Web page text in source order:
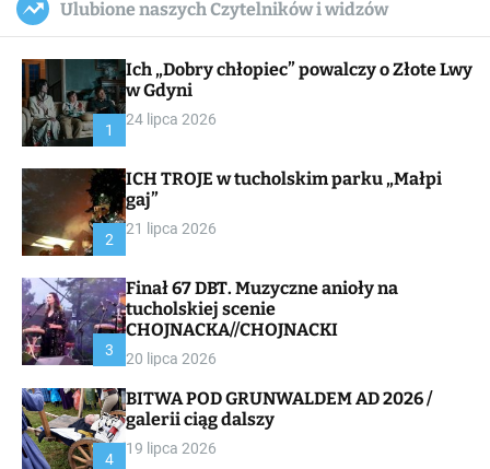
c
a
a
s
W
i
e
l
c
Ulubione naszych Czytelników i widzów
1
Ich „Dobry chłopiec” powalczy o Złote Lwy
w Gdyni
24 lipca 2026
2
ICH TROJE w tucholskim parku „Małpi
gaj”
21 lipca 2026
3
Finał 67 DBT. Muzyczne anioły na
tucholskiej scenie
CHOJNACKA//CHOJNACKI
20 lipca 2026
4
BITWA POD GRUNWALDEM AD 2026 /
galerii ciąg dalszy
19 lipca 2026